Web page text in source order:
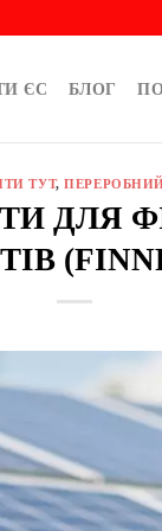
ЄС БЛОГ
ТУТ,
ДЛЯ